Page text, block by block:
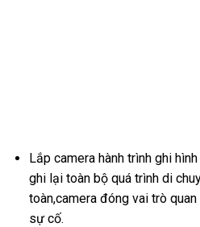
Lắp camera hành trình ghi
ghi lại toàn bộ quá trình di
toàn,camera đóng vai trò
sự cố.